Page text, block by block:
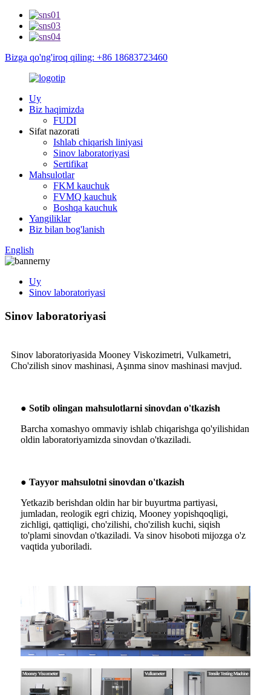
Bizga qo'ng'iroq qiling: +86 18683723460
Uy
Biz haqimizda
FUDI
Sifat nazorati
Ishlab chiqarish liniyasi
Sinov laboratoriyasi
Sertifikat
Mahsulotlar
FKM kauchuk
FVMQ kauchuk
Boshqa kauchuk
Yangiliklar
Biz bilan bog'lanish
English
Uy
Sinov laboratoriyasi
Sinov laboratoriyasi
Sinov laboratoriyasida Mooney Viskozimetri, Vulkametri,
Cho'zilish sinov mashinasi, Aşınma sinov mashinasi mavjud.
● Sotib olingan mahsulotlarni sinovdan o'tkazish
Barcha xomashyo ommaviy ishlab chiqarishga qo'yilishidan
oldin laboratoriyamizda sinovdan o'tkaziladi.
● Tayyor mahsulotni sinovdan o'tkazish
Yetkazib berishdan oldin har bir buyurtma partiyasi,
jumladan, reologik egri chiziq, Mooney yopishqoqligi,
zichligi, qattiqligi, cho'zilishi, cho'zilish kuchi, siqish
to'plami sinovdan o'tkaziladi. Va sinov hisoboti mijozga o'z
vaqtida yuboriladi.